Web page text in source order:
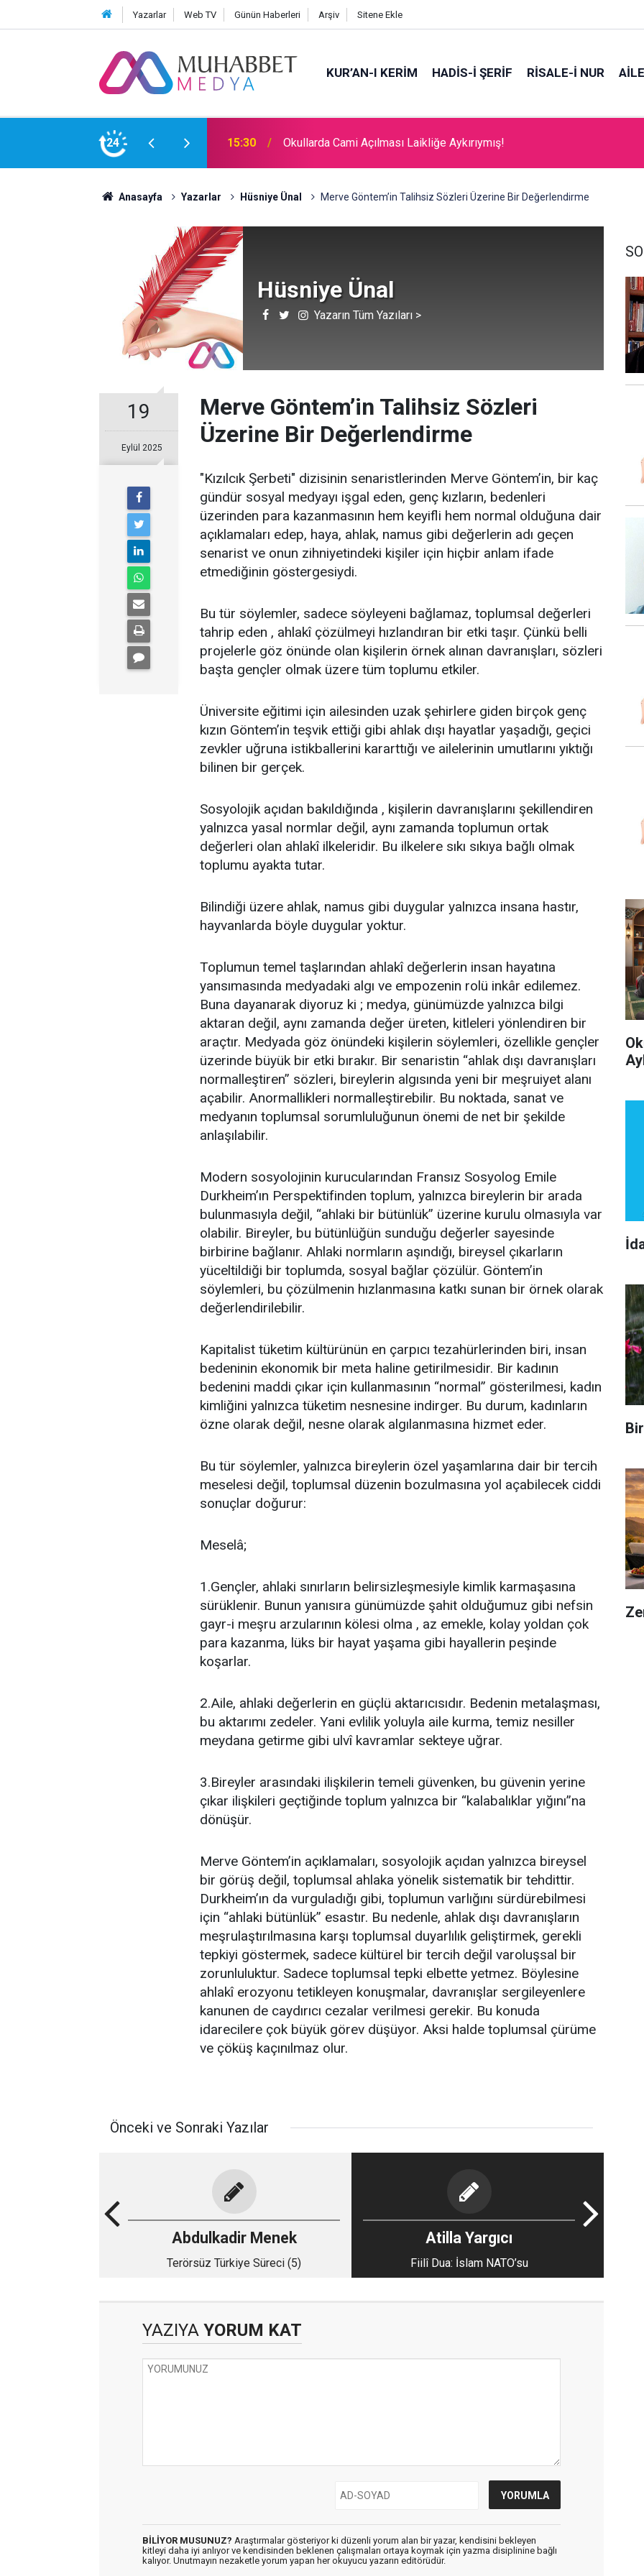
Yazarlar Web TV Günün Haberleri Arşiv Sitene Ekle
KUR’AN-I KERİM HADİS-İ ŞERİF RİSALE-İ NUR AİLE
24 09:00 İdare Etme Sanatı
Anasayfa Yazarlar Hüsniye Ünal Merve Göntem’in Talihsiz Sözleri Üzerine Bir Değerlendirme
Hüsniye Ünal
Yazarın Tüm Yazıları >
19
Eylül 2025
Merve Göntem’in Talihsiz Sözleri
Üzerine Bir Değerlendirme
"Kızılcık Şerbeti" dizisinin senaristlerinden Merve Göntem’in, bir kaç
gündür sosyal medyayı işgal eden, genç kızların, bedenleri
üzerinden para kazanmasının hem keyifli hem normal olduğuna dair
açıklamaları edep, haya, ahlak, namus gibi değerlerin adı geçen
senarist ve onun zihniyetindeki kişiler için hiçbir anlam ifade
etmediğinin göstergesiydi.
Bu tür söylemler, sadece söyleyeni bağlamaz, toplumsal değerleri
tahrip eden , ahlakî çözülmeyi hızlandıran bir etki taşır. Çünkü belli
projelerle göz önünde olan kişilerin örnek alınan davranışları, sözleri
başta gençler olmak üzere tüm toplumu etkiler.
Üniversite eğitimi için ailesinden uzak şehirlere giden birçok genç
kızın Göntem’in teşvik ettiği gibi ahlak dışı hayatlar yaşadığı, geçici
zevkler uğruna istikballerini kararttığı ve ailelerinin umutlarını yıktığı
bilinen bir gerçek.
Sosyolojik açıdan bakıldığında , kişilerin davranışlarını şekillendiren
yalnızca yasal normlar değil, aynı zamanda toplumun ortak
değerleri olan ahlakî ilkeleridir. Bu ilkelere sıkı sıkıya bağlı olmak
toplumu ayakta tutar.
Bilindiği üzere ahlak, namus gibi duygular yalnızca insana hastır,
hayvanlarda böyle duygular yoktur.
Toplumun temel taşlarından ahlakî değerlerin insan hayatına
yansımasında medyadaki algı ve empozenin rolü inkâr edilemez.
Buna dayanarak diyoruz ki ; medya, günümüzde yalnızca bilgi
aktaran değil, aynı zamanda değer üreten, kitleleri yönlendiren bir
araçtır. Medyada göz önündeki kişilerin söylemleri, özellikle gençler
üzerinde büyük bir etki bırakır. Bir senaristin “ahlak dışı davranışları
normalleştiren” sözleri, bireylerin algısında yeni bir meşruiyet alanı
açabilir. Anormallikleri normalleştirebilir. Bu noktada, sanat ve
medyanın toplumsal sorumluluğunun önemi de net bir şekilde
anlaşılabilir.
Modern sosyolojinin kurucularından Fransız Sosyolog Emile
Durkheim’ın Perspektifinden toplum, yalnızca bireylerin bir arada
bulunmasıyla değil, “ahlaki bir bütünlük” üzerine kurulu olmasıyla var
olabilir. Bireyler, bu bütünlüğün sunduğu değerler sayesinde
birbirine bağlanır. Ahlaki normların aşındığı, bireysel çıkarların
yüceltildiği bir toplumda, sosyal bağlar çözülür. Göntem’in
söylemleri, bu çözülmenin hızlanmasına katkı sunan bir örnek olarak
değerlendirilebilir.
Kapitalist tüketim kültürünün en çarpıcı tezahürlerinden biri, insan
bedeninin ekonomik bir meta haline getirilmesidir. Bir kadının
bedenini maddi çıkar için kullanmasının “normal” gösterilmesi, kadın
kimliğini yalnızca tüketim nesnesine indirger. Bu durum, kadınların
özne olarak değil, nesne olarak algılanmasına hizmet eder.
Bu tür söylemler, yalnızca bireylerin özel yaşamlarına dair bir tercih
meselesi değil, toplumsal düzenin bozulmasına yol açabilecek ciddi
sonuçlar doğurur:
Meselâ;
1.Gençler, ahlaki sınırların belirsizleşmesiyle kimlik karmaşasına
sürüklenir. Bunun yanısıra günümüzde şahit olduğumuz gibi nefsin
gayr-i meşru arzularının kölesi olma , az emekle, kolay yoldan çok
para kazanma, lüks bir hayat yaşama gibi hayallerin peşinde
koşarlar.
2.Aile, ahlaki değerlerin en güçlü aktarıcısıdır. Bedenin metalaşması,
bu aktarımı zedeler. Yani evlilik yoluyla aile kurma, temiz nesiller
meydana getirme gibi ulvî kavramlar sekteye uğrar.
3.Bireyler arasındaki ilişkilerin temeli güvenken, bu güvenin yerine
çıkar ilişkileri geçtiğinde toplum yalnızca bir “kalabalıklar yığını”na
dönüşür.
Merve Göntem’in açıklamaları, sosyolojik açıdan yalnızca bireysel
bir görüş değil, toplumsal ahlaka yönelik sistematik bir tehdittir.
Durkheim’ın da vurguladığı gibi, toplumun varlığını sürdürebilmesi
için “ahlaki bütünlük” esastır. Bu nedenle, ahlak dışı davranışların
meşrulaştırılmasına karşı toplumsal duyarlılık geliştirmek, gerekli
tepkiyi göstermek, sadece kültürel bir tercih değil varoluşsal bir
zorunluluktur. Sadece toplumsal tepki elbette yetmez. Böylesine
ahlakî erozyonu tetikleyen konuşmalar, davranışlar sergileyenlere
kanunen de caydırıcı cezalar verilmesi gerekir. Bu konuda
idarecilere çok büyük görev düşüyor. Aksi halde toplumsal çürüme
ve çöküş kaçınılmaz olur.
Önceki ve Sonraki Yazılar
Abdulkadir Menek
Terörsüz Türkiye Süreci (5)
Atilla Yargıcı
Fiilî Dua: İslam NATO’su
YAZIYA YORUM KAT
BİLİYOR MUSUNUZ? Araştırmalar gösteriyor ki düzenli yorum alan bir yazar, kendisini bekleyen
kitleyi daha iyi anlıyor ve kendisinden beklenen çalışmaları ortaya koymak için yazma disiplinine bağlı
kalıyor. Unutmayın nezaketle yorum yapan her okuyucu yazarın editörüdür.